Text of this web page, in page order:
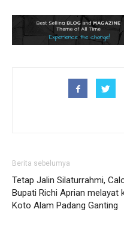
Berita sebelumya
Tetap Jalin Silaturrahmi,
Bupati Richi Aprian melayat
Koto Alam Padang Ganting